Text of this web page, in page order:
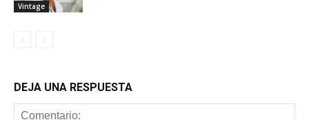
Vintage
DEJA UNA RESPUESTA